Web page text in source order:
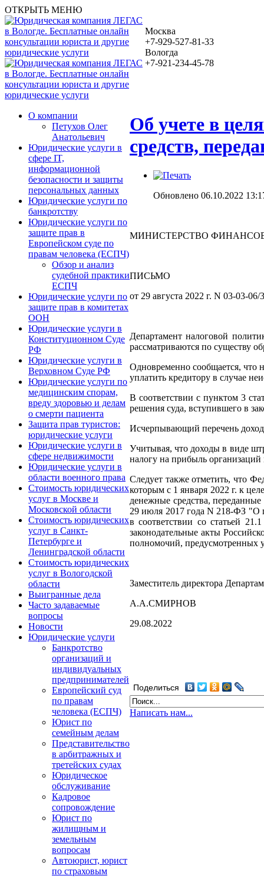
ОТКРЫТЬ МЕНЮ
Москва
+7-929-527-81-33
Вологда
+7-921-234-45-78
О компании
Петухов Олег
Анатольевич
Юридические услуги в
сфере IT,
информационной
безопасности и защиты
персональных данных
Юридические услуги по
банкротству
Юридические услуги по
защите прав в
Европейском суде по
правам человека (ЕСПЧ)
Обзор и анализ
судебной практики
ЕСПЧ
Юридические услуги по
защите прав в комитетах
ООН
Юридические услуги в
Конституционном Суде
РФ
Юридические услуги в
Верховном Суде РФ
Юридические услуги по
медицинским спорам,
вреду здоровью и делам
о смерти пациента
Защита прав туристов:
юридические услуги
Юридические услуги в
сфере недвижимости
Юридические услуги в
области военного права
Стоимость юридических
услуг в Москве и
Московской области
Стоимость юридических
услуг в Санкт-
Петербурге и
Ленинградской области
Стоимость юридических
услуг в Вологодской
области
Выигранные дела
Часто задаваемые
вопросы
Новости
Юридические услуги
Банкротство
организаций и
индивидуальных
предпринимателей
Европейский суд
по правам
человека (ЕСПЧ)
Юрист по
семейным делам
Представительство
в арбитражных и
третейских судах
Юридическое
обслуживание
Кадровое
сопровождение
Юрист по
жилищным и
земельным
вопросам
Автоюрист, юрист
по страховым
Об учете в
средств,
Обновлено 06.10.2022
МИНИСТЕРСТВО
ПИСЬМО
от 29 августа 2022 г. N 03-03-06/
Департамент налоговой
рассматриваются по существу
Одновременно сообщается, что
уплатить кредитору в случае
В соответствии с пунктом 3
решения суда, вступившего в
Исчерпывающий перечень
Учитывая, что доходы в виде
налогу на прибыль организаций
Следует также отметить, что
которым с 1 января 2022 г. к
денежные средства,
29 июля 2017 года N 218-ФЗ "О
в соответствии со статьей
законодательные акты
полномочий, предусмотренных
Заместитель директора
А.А.СМИРНОВ
29.08.2022
Поделиться
Написать нам...